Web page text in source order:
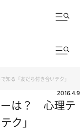
知る「友だち付き合いテク」
2016.4.9
ーは？ 心理テ
ク」